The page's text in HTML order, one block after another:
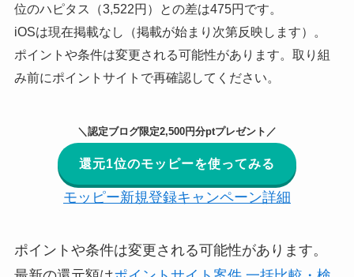
位のハピタス（3,522円）との差は475円です。
iOSは現在掲載なし（掲載が始まり次第反映します）。
ポイントや条件は変更される可能性があります。取り組
み前にポイントサイトで再確認してください。
＼認定ブログ限定2,500円分ptプレゼント／
還元1位のモッピーを使ってみる
モッピー新規登録キャンペーン詳細
ポイントや条件は変更される可能性があります。